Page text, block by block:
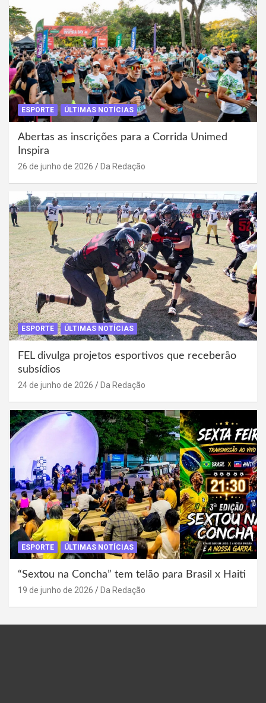
ESPORTE ÚLTIMAS NOTÍCIAS
Abertas as inscrições para a Corrida Unimed
Inspira
26 de junho de 2026 Da Redação
ESPORTE ÚLTIMAS NOTÍCIAS
FEL divulga projetos esportivos que receberão
subsídios
24 de junho de 2026 Da Redação
ESPORTE ÚLTIMAS NOTÍCIAS
“Sextou na Concha” tem telão para Brasil x Haiti
19 de junho de 2026 Da Redação